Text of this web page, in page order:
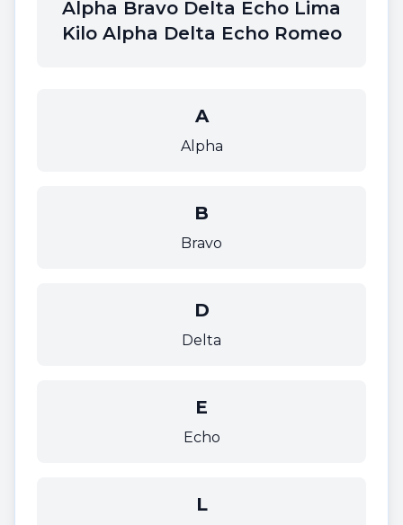
Alpha Bravo Delta Echo Lima
Kilo Alpha Delta Echo Romeo
A
Alpha
B
Bravo
D
Delta
E
Echo
L